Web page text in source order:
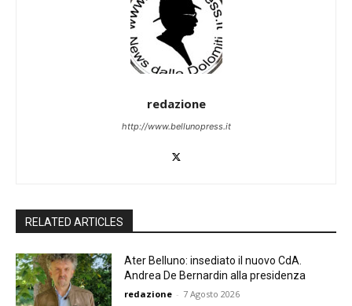
redazione
http://www.bellunopress.it
RELATED ARTICLES
Ater Belluno: insediato il nuovo CdA.
Andrea De Bernardin alla presidenza
redazione - 7 Agosto 2026